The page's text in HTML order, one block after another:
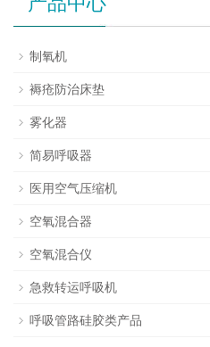
制氧机
褥疮防治床垫
雾化器
简易呼吸器
医用空气压缩机
空氧混合器
空氧混合仪
急救转运呼吸机
呼吸管路硅胶类产品